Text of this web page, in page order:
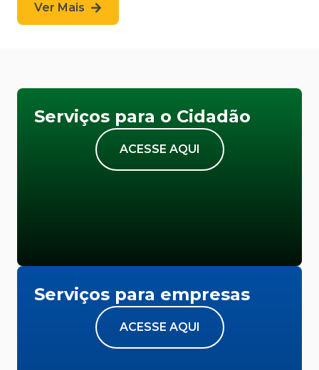
Ver Mais
Serviços para o Cidadão
ACESSE AQUI
Serviços para empresas
ACESSE AQUI